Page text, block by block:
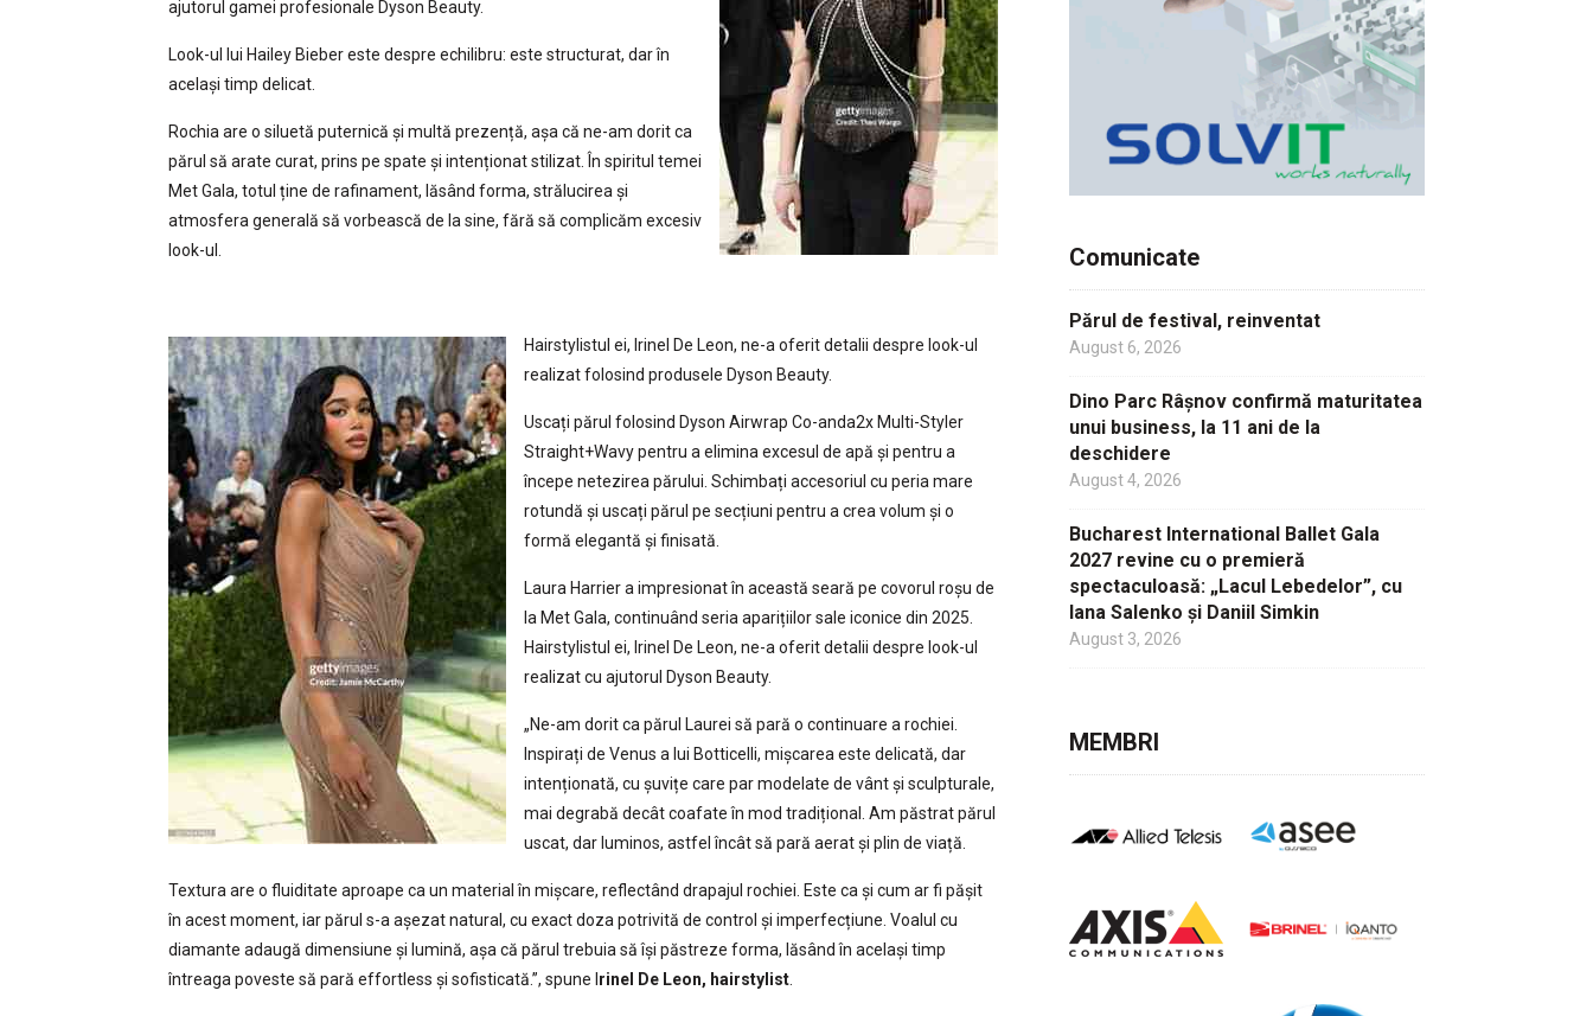
ajutorul gamei profesionale Dyson Beauty.
Look-ul lui Hailey Bieber este despre echilibru: este structurat, dar în
același timp delicat.
Rochia are o siluetă puternică și multă prezență, așa că ne-am dorit ca
părul să arate curat, prins pe spate și intenționat stilizat. În spiritul temei
Met Gala, totul ține de rafinament, lăsând forma, strălucirea și
atmosfera generală să vorbească de la sine, fără să complicăm excesiv
look-ul.
Hairstylistul ei, Irinel De Leon, ne-a oferit detalii despre look-ul
realizat folosind produsele Dyson Beauty.
Uscați părul folosind Dyson Airwrap Co-anda2x Multi-Styler
Straight+Wavy pentru a elimina excesul de apă și pentru a
începe netezirea părului. Schimbați accesoriul cu peria mare
rotundă și uscați părul pe secțiuni pentru a crea volum și o
formă elegantă și finisată.
Laura Harrier a impresionat în această seară pe covorul roșu de
la Met Gala, continuând seria aparițiilor sale iconice din 2025.
Hairstylistul ei, Irinel De Leon, ne-a oferit detalii despre look-ul
realizat cu ajutorul Dyson Beauty.
„Ne-am dorit ca părul Laurei să pară o continuare a rochiei.
Inspirați de Venus a lui Botticelli, mișcarea este delicată, dar
intenționată, cu șuvițe care par modelate de vânt și sculpturale,
mai degrabă decât coafate în mod tradițional. Am păstrat părul
uscat, dar luminos, astfel încât să pară aerat și plin de viață.
Textura are o fluiditate aproape ca un material în mișcare, reflectând drapajul rochiei. Este ca și cum ar fi pășit
în acest moment, iar părul s-a așezat natural, cu exact doza potrivită de control și imperfecțiune. Voalul cu
diamante adaugă dimensiune și lumină, așa că părul trebuia să își păstreze forma, lăsând în același timp
întreaga poveste să pară effortless și sofisticată.”, spune I rinel De Leon, hairstylist.
Comunicate
Părul de festival, reinventat
August 6, 2026
Dino Parc Râșnov confirmă maturitatea
unui business, la 11 ani de la
deschidere
August 4, 2026
Bucharest International Ballet Gala
2027 revine cu o premieră
spectaculoasă: „Lacul Lebedelor”, cu
Iana Salenko și Daniil Simkin
August 3, 2026
MEMBRI